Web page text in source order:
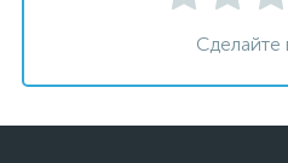
Сделайте